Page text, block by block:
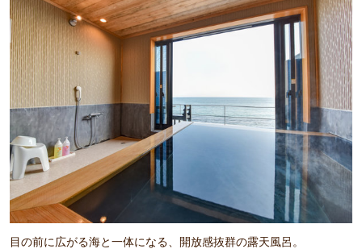
目の前に広がる海と一体になる、開放感抜群の露天風呂。